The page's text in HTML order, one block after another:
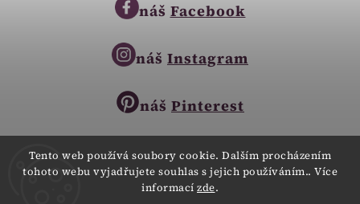
Tento web používá soubory cookie. Dalším procházením
tohoto webu vyjadřujete souhlas s jejich používáním.. Více
informací zde.
náš Facebook
náš Instagram
náš Pinterest
Copyright © 2023